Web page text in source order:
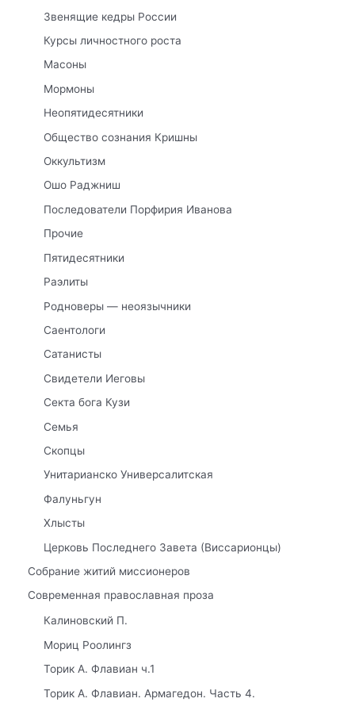
Звенящие кедры России
Курсы личностного роста
Масоны
Мормоны
Неопятидесятники
Общество сознания Кришны
Оккультизм
Ошо Раджниш
Последователи Порфирия Иванова
Прочие
Пятидесятники
Раэлиты
Родноверы — неоязычники
Саентологи
Сатанисты
Свидетели Иеговы
Секта бога Кузи
Семья
Скопцы
Унитарианско Универсалитская
Фалуньгун
Хлысты
Церковь Последнего Завета (Виссарионцы)
Собрание житий миссионеров
Современная православная проза
Калиновский П.
Мориц Роолингз
Торик А. Флавиан ч.1
Торик А. Флавиан. Армагедон. Часть 4.